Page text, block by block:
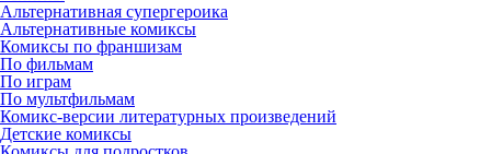
Альтернативная супергероика
Альтернативные комиксы
Комиксы по франшизам
По фильмам
По играм
По мультфильмам
Комикс-версии литературных произведений
Детские комиксы